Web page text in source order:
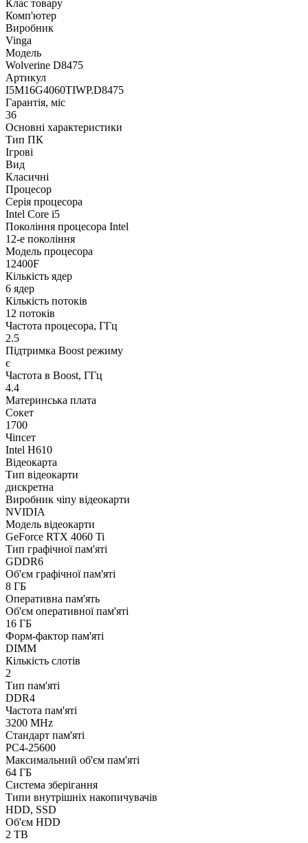
Клас товару
Комп'ютер
Виробник
Vinga
Модель
Wolverine D8475
Артикул
I5M16G4060TIWP.D8475
Гарантія, міс
36
Основні характеристики
Тип ПК
Ігрові
Вид
Класичні
Процесор
Серія процесора
Intel Core i5
Покоління процесора Intel
12-е покоління
Модель процесора
12400F
Кількість ядер
6 ядер
Кількість потоків
12 потоків
Частота процесора, ГГц
2.5
Підтримка Boost режиму
є
Частота в Boost, ГГц
4.4
Материнська плата
Сокет
1700
Чіпсет
Intel H610
Відеокарта
Тип відеокарти
дискретна
Виробник чіпу відеокарти
NVIDIA
Модель відеокарти
GeForce RTX 4060 Ti
Тип графічної пам'яті
GDDR6
Об'єм графічної пам'яті
8 ГБ
Оперативна пам'ять
Об'єм оперативної пам'яті
16 ГБ
Форм-фактор пам'яті
DIMM
Кількість слотів
2
Тип пам'яті
DDR4
Частота пам'яті
3200 MHz
Стандарт пам'яті
PC4-25600
Максимальний об'єм пам'яті
64 ГБ
Система зберігання
Типи внутрішніх накопичувачів
HDD, SSD
Об'єм HDD
2 TB